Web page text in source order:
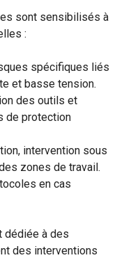
sont sensibilisés à
:
spécifiques liés
et basse tension.
des outils et
de protection
intervention sous
zones de travail.
en cas
dédiée à des
des interventions